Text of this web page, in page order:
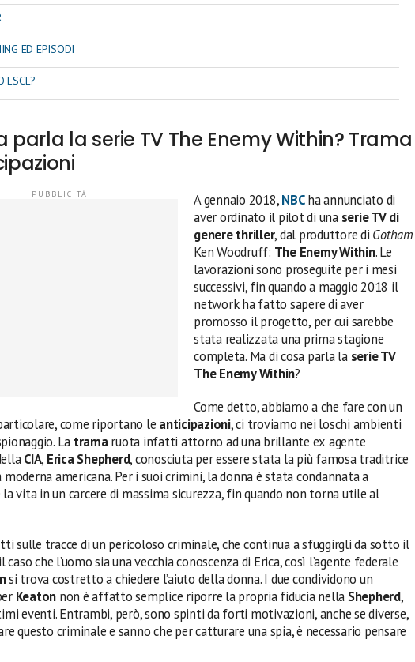
ED EPISODI
ESCE?
parla la serie TV The Enemy Within? Trama
A gennaio 2018,NBCha annunciato di
aver ordinato il pilot di una serie TV di
genere thriller, dal produttore di Gotham
Ken Woodruff: The Enemy Within. Le
lavorazioni sono proseguite per i mesi
successivi, fin quando a maggio 2018 il
network ha fatto sapere di aver
promosso il progetto, per cui sarebbe
stata realizzata una prima stagione
completa. Ma di cosa parla la serie TV
The Enemy Within?
Come detto, abbiamo a che fare con un
come riportano le anticipazioni, ci troviamo nei loschi ambienti
La tramaruota infatti attorno ad una brillante ex agente
CIA, Erica Shepherd, conosciuta per essere stata la più famosa traditrice
americana. Per i suoi crimini, la donna è stata condannata a
vita in un carcere di massima sicurezza, fin quando non torna utile al
sulle tracce di un pericoloso criminale, che continua a sfuggirgli da sotto il
caso che l’uomo sia una vecchia conoscenza di Erica, così l’agente federale
si trova costretto a chiedere l’aiuto della donna. I due condividono un
Keaton non è affatto semplice riporre la propria fiducia nella Shepherd,
eventi. Entrambi, però, sono spinti da forti motivazioni, anche se diverse,
questo criminale e sanno che per catturare una spia, è necessario pensare